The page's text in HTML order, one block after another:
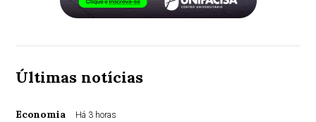
Últimas notícias
Economia Há 3 horas